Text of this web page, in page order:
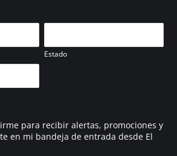
Estado
para recibir alertas, promociones y
en mi bandeja de entrada desde El